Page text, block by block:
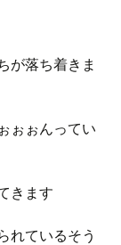
が落ち着きま
ぉぉんってい
きます
れているそう